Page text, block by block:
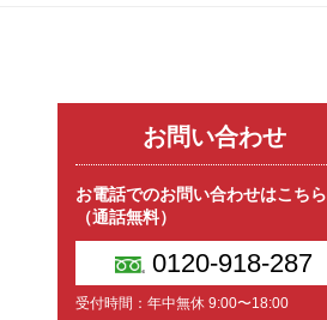
お問い合わせ
お電話でのお問い合わせはこちら
（通話無料）
0120-918-287
受付時間：年中無休 9:00〜18:00